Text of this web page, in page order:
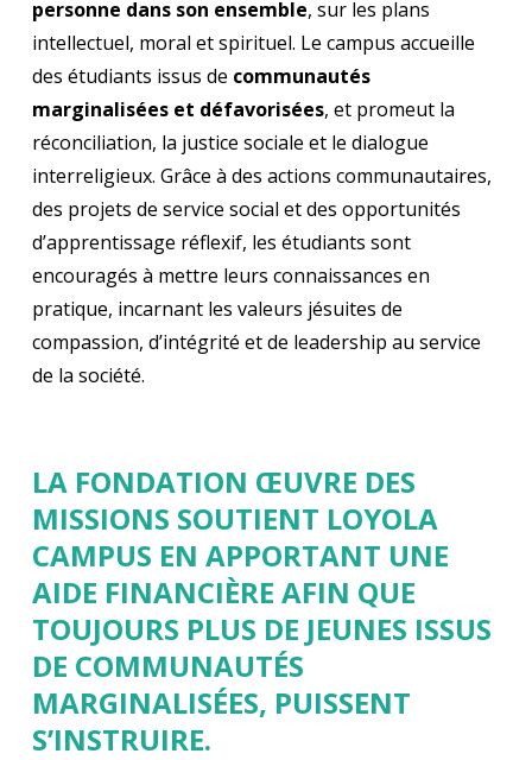
personne dans son ensemble, sur les plans
intellectuel, moral et spirituel. Le campus accueille
des étudiants issus de communautés
marginalisées et défavorisées, et promeut la
réconciliation, la justice sociale et le dialogue
interreligieux. Grâce à des actions communautaires,
des projets de service social et des opportunités
d’apprentissage réflexif, les étudiants sont
encouragés à mettre leurs connaissances en
pratique, incarnant les valeurs jésuites de
compassion, d’intégrité et de leadership au service
de la société.
LA FONDATION ŒUVRE DES
MISSIONS SOUTIENT LOYOLA
CAMPUS EN APPORTANT UNE
AIDE FINANCIÈRE AFIN QUE
TOUJOURS PLUS DE JEUNES ISSUS
DE COMMUNAUTÉS
MARGINALISÉES, PUISSENT
S’INSTRUIRE.